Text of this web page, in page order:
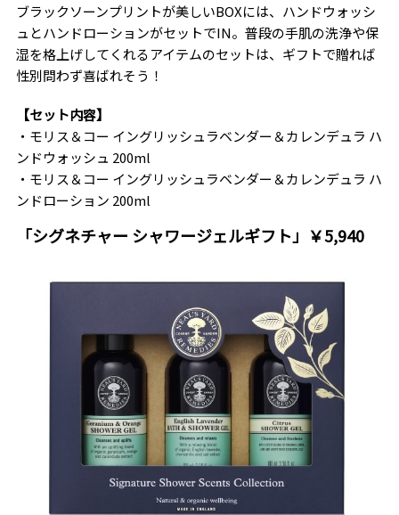
ブラックソーンプリントが美しいBOXには、ハンドウォッシ
ュとハンドローションがセットでIN。普段の手肌の洗浄や保
湿を格上げしてくれるアイテムのセットは、ギフトで贈れば
性別問わず喜ばれそう！
【セット内容】
・モリス＆コー イングリッシュラベンダー＆カレンデュラ ハ
ンドウォッシュ 200ml
・モリス＆コー イングリッシュラベンダー＆カレンデュラ ハ
ンドローション 200ml
「シグネチャー シャワージェルギフト」￥5,940